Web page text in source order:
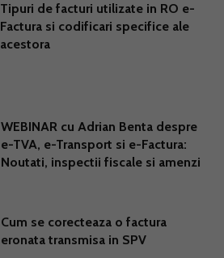
Tipuri de facturi utilizate in RO e-
Factura si codificari specifice ale
acestora
WEBINAR cu Adrian Benta despre
e-TVA, e-Transport si e-Factura:
Noutati, inspectii fiscale si amenzi
Cum se corecteaza o factura
eronata transmisa in SPV